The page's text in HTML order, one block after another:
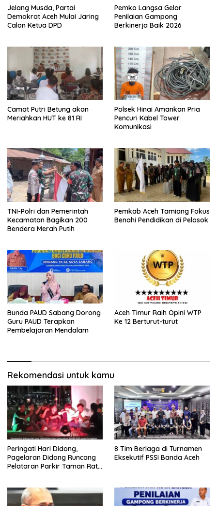
Jelang Musda, Partai
Demokrat Aceh Mulai Jaring
Calon Ketua DPD
Pemko Langsa Gelar
Penilaian Gampong
Berkinerja Baik 2026
Camat Putri Betung akan
Meriahkan HUT ke 81 RI
Polsek Hinai Amankan Pria
Pencuri Kabel Tower
Komunikasi
TNI-Polri dan Pemerintah
Kecamatan Bagikan 200
Bendera Merah Putih
Pemkab Aceh Tamiang Fokus
Benahi Pendidikan di Pelosok
Bunda PAUD Sabang Dorong
Guru PAUD Terapkan
Pembelajaran Mendalam
Aceh Timur Raih Opini WTP
Ke 12 Berturut-turut
Rekomendasi untuk kamu
Peringati Hari Didong,
Pagelaran Didong Runcang
Pelataran Parkir Taman Ratu
8 Tim Berlaga di Turnamen
Eksekutif PSSI Banda Aceh